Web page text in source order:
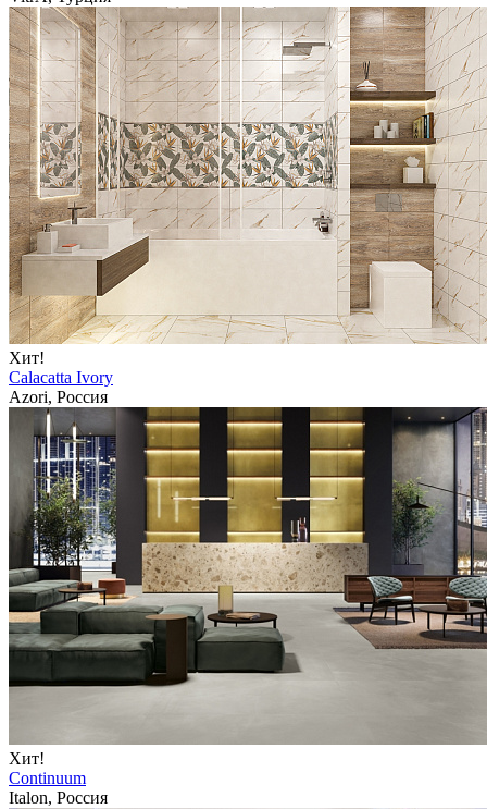
Хит!
Calacatta Ivory
Azori, Россия
Хит!
Continuum
Italon, Россия